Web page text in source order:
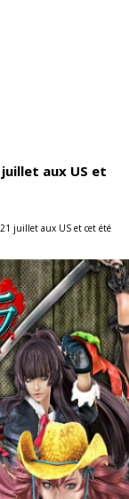
aux US et
juillet aux US et cet été